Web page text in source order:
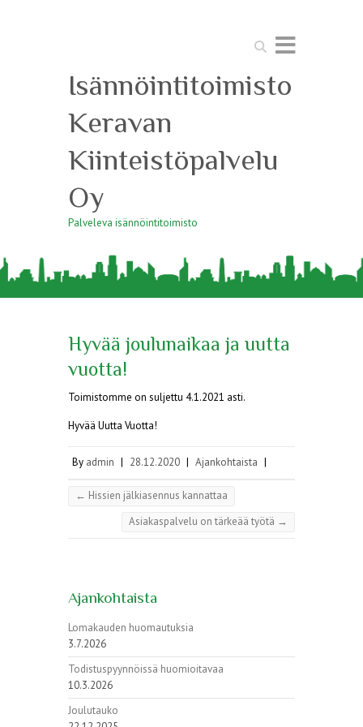
Search
Isännöintitoimisto
Keravan
Kiinteistöpalvelu
Oy
Palveleva isännöintitoimisto
Hyvää joulunaikaa ja uutta
vuotta!
Toimistomme on suljettu 4.1.2021 asti.
Hyvää Uutta Vuotta!
By admin | 28.12.2020 | Ajankohtaista |
← Hissien jälkiasennus kannattaa
Asiakaspalvelu on tärkeää työtä →
Ajankohtaista
Lomakauden huomautuksia
3.7.2026
Todistuspyynnöissä huomioitavaa
10.3.2026
Joulutauko